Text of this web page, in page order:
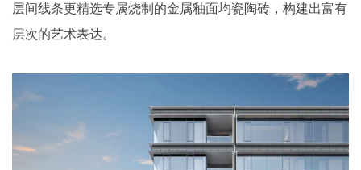
层间线条更精选专属烧制的金属釉面均瓷陶砖，构建出富有
层次的艺术表达。